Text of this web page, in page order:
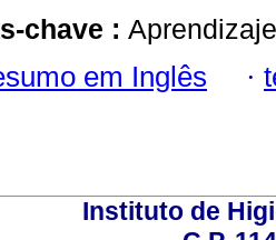
chave :
em Inglês ·
Instituto de